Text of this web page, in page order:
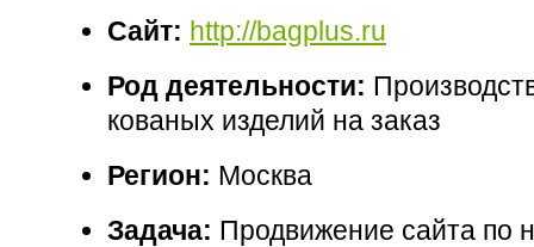
Сайт: http://bagplus.ru
Род деятельности:
кованых изделий на заказ
Регион: Москва
Задача: Продвижение сайта по